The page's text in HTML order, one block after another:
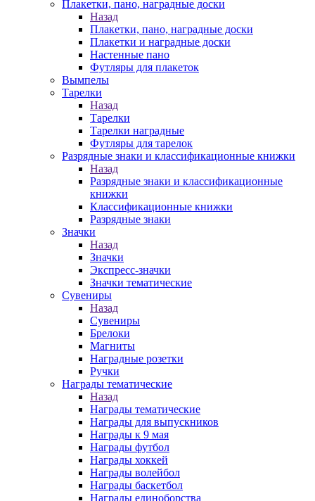
Плакетки, пано, наградные доски
Назад
Плакетки, пано, наградные доски
Плакетки и наградные доски
Настенные пано
Футляры для плакеток
Вымпелы
Тарелки
Назад
Тарелки
Тарелки наградные
Футляры для тарелок
Разрядные знаки и классификационные книжки
Назад
Разрядные знаки и классификационные
книжки
Классификационные книжки
Разрядные знаки
Значки
Назад
Значки
Экспресс-значки
Значки тематические
Сувениры
Назад
Сувениры
Брелоки
Магниты
Наградные розетки
Ручки
Награды тематические
Назад
Награды тематические
Награды для выпускников
Награды к 9 мая
Награды футбол
Награды хоккей
Награды волейбол
Награды баскетбол
Награды единоборства